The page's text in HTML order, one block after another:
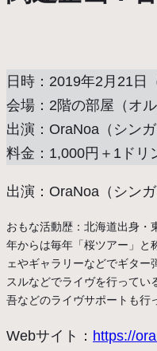
日時：2019年2月21日
会場：2階の部屋（オ
出演：OraNoa（シン
料金：1,000円＋1ドリ
出演：OraNoa（シン
おもな活動歴：北海道出身・
年からは毎年「桜ツアー」と
ェやギャラリーなどでギター
スルなどでライヴを行って
吾などのライヴサポートも行
Webサイト： https://